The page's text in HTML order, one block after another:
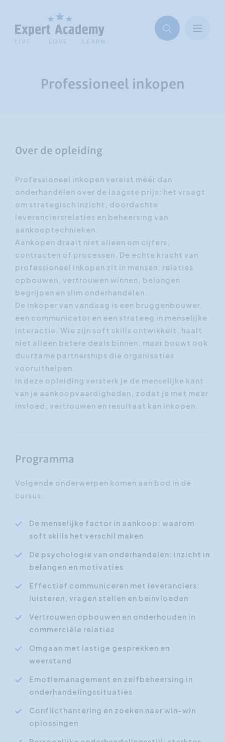
Professioneel inkopen
Over de opleiding
Professioneel inkopen vereist méér dan
onderhandelen over de laagste prijs: het vraagt
om strategisch inzicht, doordachte
leveranciersrelaties en beheersing van
aankooptechnieken.
Aankopen draait niet alleen om cijfers,
contracten of processen. De echte kracht van
professioneel inkopen zit in mensen: relaties
opbouwen, vertrouwen winnen, belangen
begrijpen en slim onderhandelen.
De inkoper van vandaag is een bruggenbouwer,
een communicator en een strateeg in menselijke
interactie. Wie zijn soft skills ontwikkelt, haalt
niet alleen betere deals binnen, maar bouwt ook
duurzame partnerships die organisaties
vooruithelpen.
In deze opleiding versterk je de menselijke kant
van je aankoopvaardigheden, zodat je met meer
invloed, vertrouwen en resultaat kan inkopen.
Programma
Volgende onderwerpen komen aan bod in de
cursus:
De menselijke factor in aankoop: waarom
soft skills het verschil maken
De psychologie van onderhandelen: inzicht in
belangen en motivaties
Effectief communiceren met leveranciers:
luisteren, vragen stellen en beïnvloeden
Vertrouwen opbouwen en onderhouden in
commerciële relaties
Omgaan met lastige gesprekken en
weerstand
Emotiemanagement en zelfbeheersing in
onderhandelingssituaties
Conflicthantering en zoeken naar win-win
oplossingen